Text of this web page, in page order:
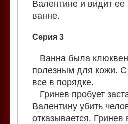
Валентине и видит ее
ванне.
Серия 3
Ванна была
полезным для кожи.
все в порядке.
Гринев пробует
Валентину убить
отказывается. Гринев